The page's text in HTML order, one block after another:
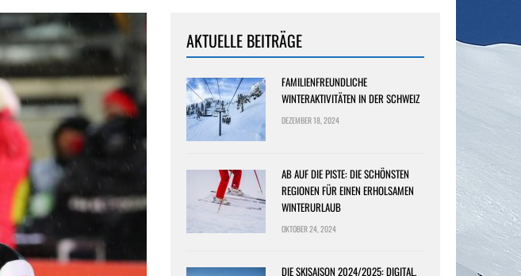
AKTUELLE BEITRÄGE
FAMILIENFREUNDLICHE
WINTERAKTIVITÄTEN IN DER SCHWEIZ
DEZEMBER 18, 2024
AB AUF DIE PISTE: DIE SCHÖNSTEN
REGIONEN FÜR EINEN ERHOLSAMEN
WINTERURLAUB
OKTOBER 24, 2024
DIE SKISAISON 2024/2025: DIGITAL,